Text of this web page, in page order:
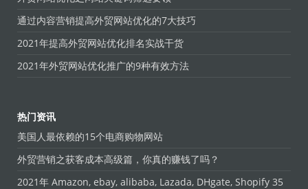
通过内容营销提高外贸网站优化的7大技巧
2021年提高外贸网站优化排名实战干货
2021年外贸网站优化推广的9种有效方法
热门资讯
美国人最依赖的15个电商购物网站
外贸营销之获客成本高级篇，你真的赚钱了吗？
2021年 Amazon, ebay, alibaba, Lazada, DHgate, Shopify 35